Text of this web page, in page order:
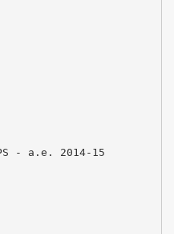
- a.e. 2014-15